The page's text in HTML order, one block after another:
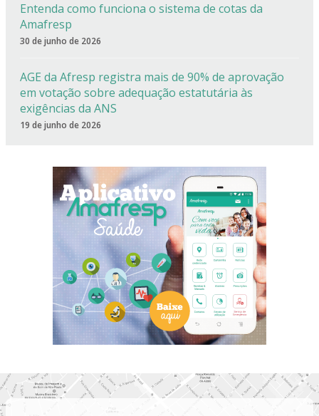
Entenda como funciona o sistema de cotas da
Amafresp
30 de junho de 2026
AGE da Afresp registra mais de 90% de aprovação
em votação sobre adequação estatutária às
exigências da ANS
19 de junho de 2026